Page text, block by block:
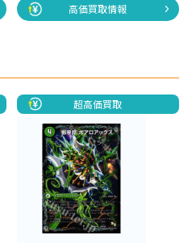
高価買取情報
超高価買取